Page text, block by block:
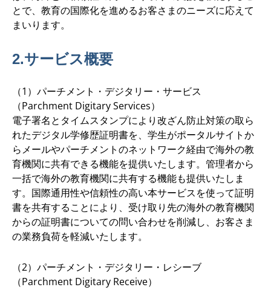
とで、教育の国際化を進めるお客さまのニーズに応えて
まいります。
2.サービス概要
（1）パーチメント・デジタリー・サービス
（Parchment Digitary Services）
電子署名とタイムスタンプにより改ざん防止対策の取ら
れたデジタル学修歴証明書を、学生がポータルサイトか
らメールやパーチメントのネットワーク経由で海外の教
育機関に共有できる機能を提供いたします。管理者から
一括で海外の教育機関に共有する機能も提供いたしま
す。国際通用性や信頼性の高い本サービスを使って証明
書を共有することにより、受け取り先の海外の教育機関
からの証明書についての問い合わせを削減し、お客さま
の業務負荷を軽減いたします。
（2）パーチメント・デジタリー・レシーブ
（Parchment Digitary Receive）